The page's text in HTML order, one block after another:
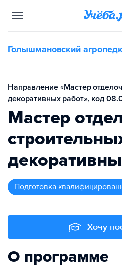
Голышмановский
Направление «Мастер
декоративных работ», код
Мастер
подготовка
Хочу
О программе